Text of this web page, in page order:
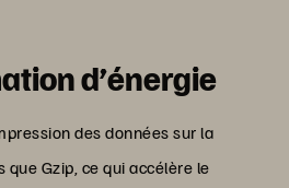
d’énergie
des données sur la
Gzip, ce qui accélère le